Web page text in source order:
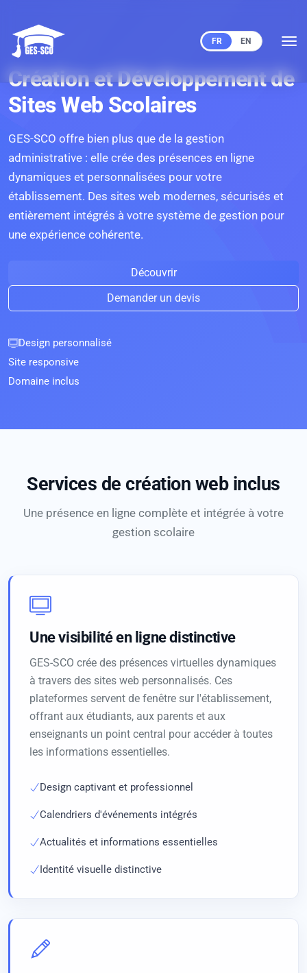
FR EN
Création et Développement de
Sites Web Scolaires
GES-SCO offre bien plus que de la gestion
administrative : elle crée des présences en ligne
dynamiques et personnalisées pour votre
établissement. Des sites web modernes, sécurisés et
entièrement intégrés à votre système de gestion pour
une expérience cohérente.
Découvrir
Demander un devis
Design personnalisé
Site responsive
Domaine inclus
Services de création web inclus
Une présence en ligne complète et intégrée à votre
gestion scolaire
Une visibilité en ligne distinctive
GES-SCO crée des présences virtuelles dynamiques
à travers des sites web personnalisés. Ces
plateformes servent de fenêtre sur l'établissement,
offrant aux étudiants, aux parents et aux
enseignants un point central pour accéder à toutes
les informations essentielles.
Design captivant et professionnel
Calendriers d'événements intégrés
Actualités et informations essentielles
Identité visuelle distinctive